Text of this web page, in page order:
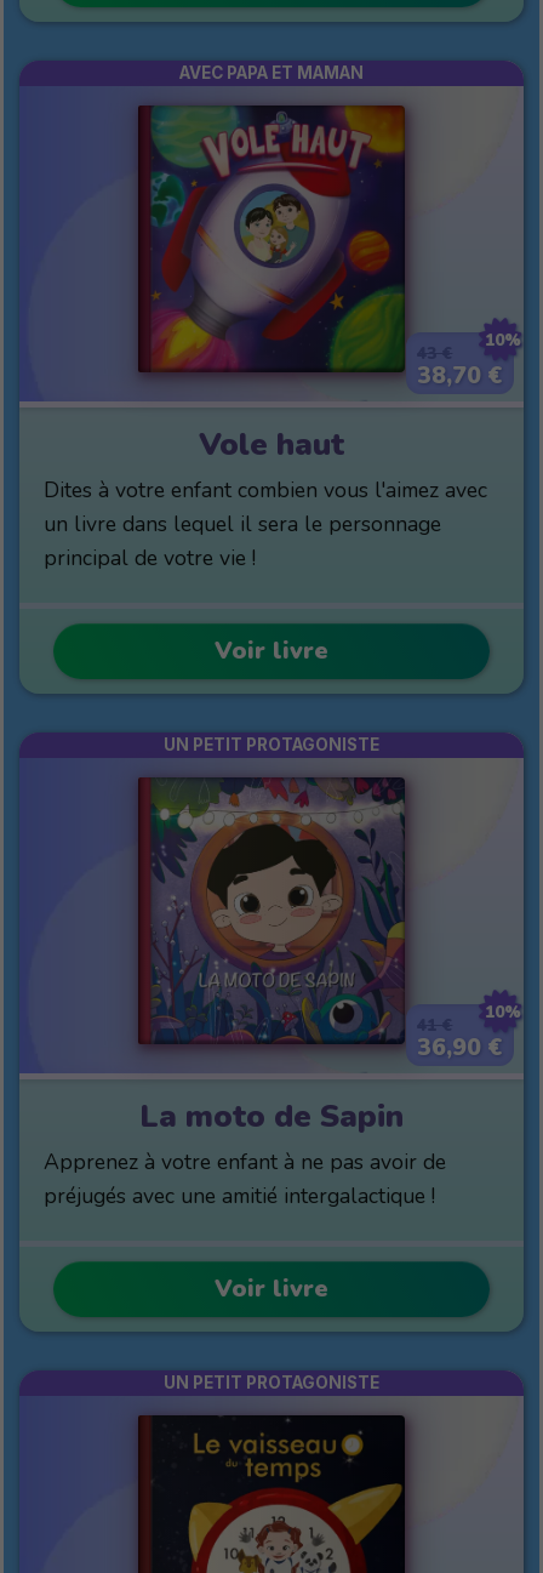
10%
38,70 €
AVEC PAPA ET MAMAN
Vole haut
Dites à votre enfant combien vous l'aimez avec
un livre dans lequel il sera le personnage
principal de votre vie !
Voir livre
10%
36,90 €
UN PETIT PROTAGONISTE
La moto de Sapin
Apprenez à votre enfant à ne pas avoir de
préjugés avec une amitié intergalactique !
Voir livre
UN PETIT PROTAGONISTE